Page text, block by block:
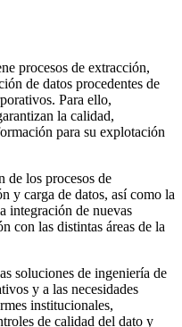
procesos de extracción,
de datos procedentes de
Para ello,
la calidad,
para su explotación
de los procesos de
y carga de datos, así como la
integración de nuevas
con las distintas áreas de la
soluciones de ingeniería de
y a las necesidades
institucionales,
de calidad del dato y